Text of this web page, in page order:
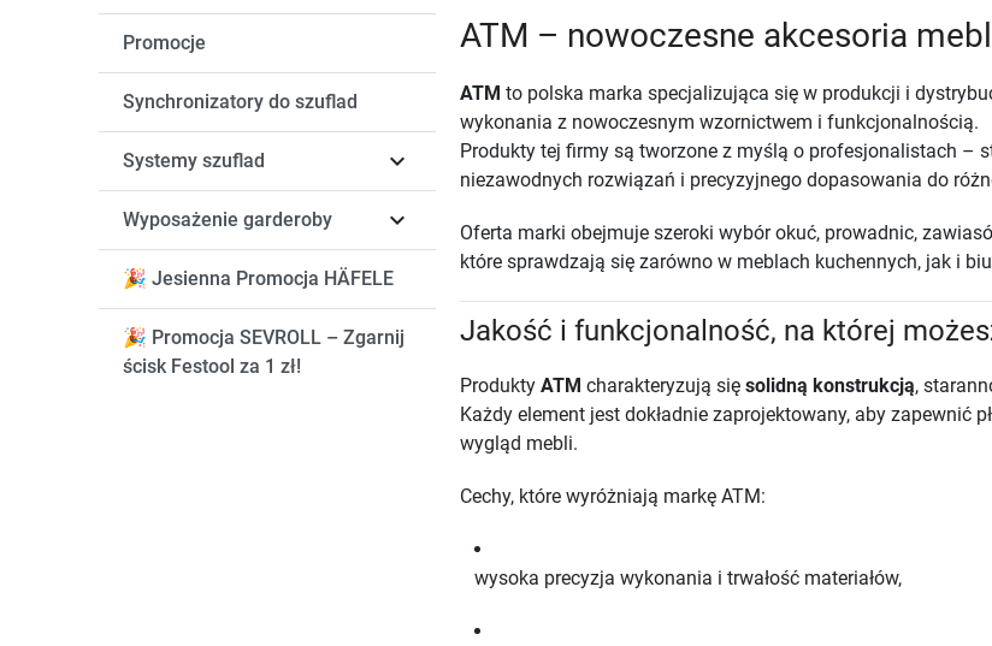
Promocje
Synchronizatory do szuflad
Systemy szuflad 
Wyposażenie garderoby 
🎉 Jesienna Promocja HÄFELE
🎉 Promocja SEVROLL – Zgarnij
ścisk Festool za 1 zł!
ATM – nowoczesne akcesoria
ATM to polska marka specjalizująca się w produkcji i
wykonania z nowoczesnym wzornictwem i funkcjonalnością.
Produkty tej firmy są tworzone z myślą o profesjonalistach –
niezawodnych rozwiązań i precyzyjnego dopasowania do
Oferta marki obejmuje szeroki wybór okuć, prowadnic,
które sprawdzają się zarówno w meblach kuchennych, jak i
Jakość i funkcjonalność, na której
Produkty ATM charakteryzują się solidną konstrukcją,
Każdy element jest dokładnie zaprojektowany, aby zapewnić
wygląd mebli.
Cechy, które wyróżniają markę ATM:
wysoka precyzja wykonania i trwałość materiałów,